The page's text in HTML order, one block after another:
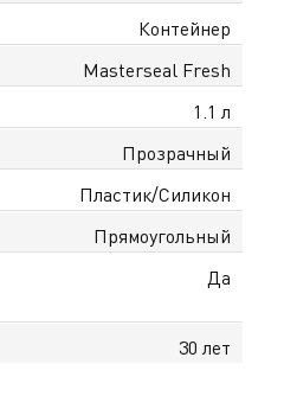
Контейнер
Masterseal Fresh
1.1 л
Прозрачный
Пластик/Силикон
Прямоугольный
Да
30 лет